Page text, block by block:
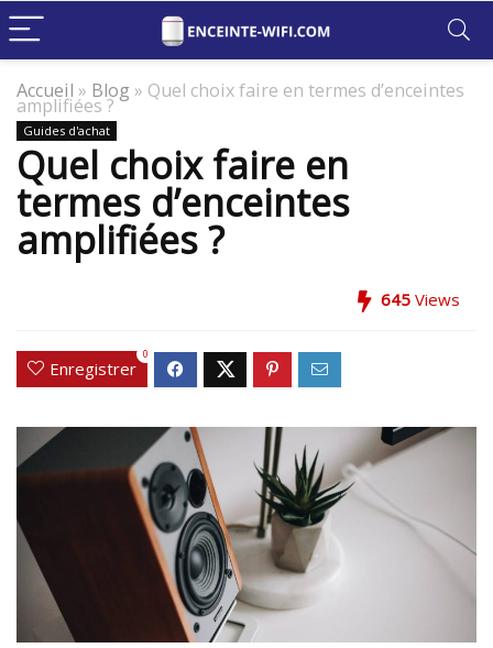
Accueil » Blog » Quel choix faire en termes d’enceintes
amplifiées ?
Guides d'achat
Quel choix faire en
termes d’enceintes
amplifiées ?
645 Views
Enregistrer
0